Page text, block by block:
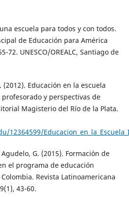
escuela para todos y con todos.
de Educación para América
72. UNESCO/OREALC, Santiago de
(2012). Educación en la escuela
y perspectivas de
Magisterio del Río de la Plata.
12364599/
G. (2015). Formación de
el programa de educación
Revista Latinoamericana
43-60.